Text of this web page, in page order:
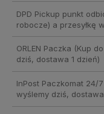
DPD Pickup punkt
robocze) a przesyłkę
ORLEN Paczka (Kup
dziś, dostawa 1 dzień)
InPost Paczkomat 24/7
wyślemy dziś,